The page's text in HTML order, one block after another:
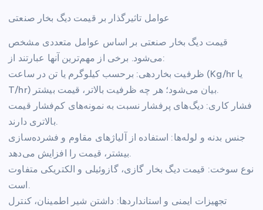
عوامل تاثیر‌گذار بر قیمت دیگ بخار صنعتی
قیمت دیگ بخار صنعتی بر اساس عوامل متعددی مشخص
می‌شود. برخی از مهم‌ترین آنها عبارتند از:
ظرفیت بخاردهی: برحسب کیلوگرم یا تن در ساعت (Kg/hr یا
T/hr) بیان می‌شود؛ هر چه ظرفیت بالاتر، قیمت بیشتر.
فشار کاری: دیگ‌های پرفشار نسبت به نمونه‌های کم‌فشار قیمت
بالاتری دارند.
جنس بدنه و لوله‌ها: استفاده از آلیاژهای مقاوم و فشرده‌سازی
بیشتر، قیمت را افزایش می‌دهد.
نوع سوخت: قیمت دیگ بخار گازی، گازوئیلی و الکتریکی متفاوت
است.
تجهیزات ایمنی و استانداردها: داشتن شیر اطمینان، کنترل